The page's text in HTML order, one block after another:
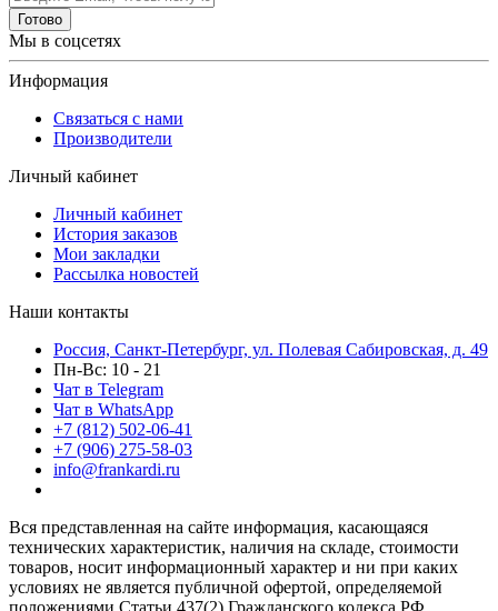
Готово
Мы в соцсетях
Информация
Связаться с нами
Производители
Личный кабинет
Личный кабинет
История заказов
Мои закладки
Рассылка новостей
Наши контакты
Россия, Санкт-Петербург, ул. Полевая Сабировская, д. 49
Пн-Вс: 10 - 21
Чат в Telegram
Чат в WhatsApp
+7 (812) 502-06-41
+7 (906) 275-58-03
info@frankardi.ru
Вся представленная на сайте информация, касающаяся
технических характеристик, наличия на складе, стоимости
товаров, носит информационный характер и ни при каких
условиях не является публичной офертой, определяемой
положениями Статьи 437(2) Гражданского кодекса РФ.